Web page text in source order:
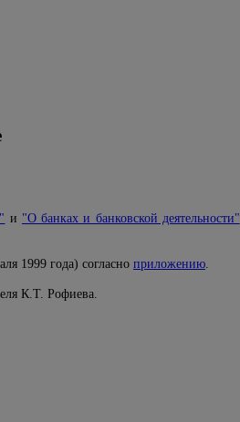
и "О банках и банковской деятельности"
1999 года) согласно приложению.
К.Т. Рофиева.